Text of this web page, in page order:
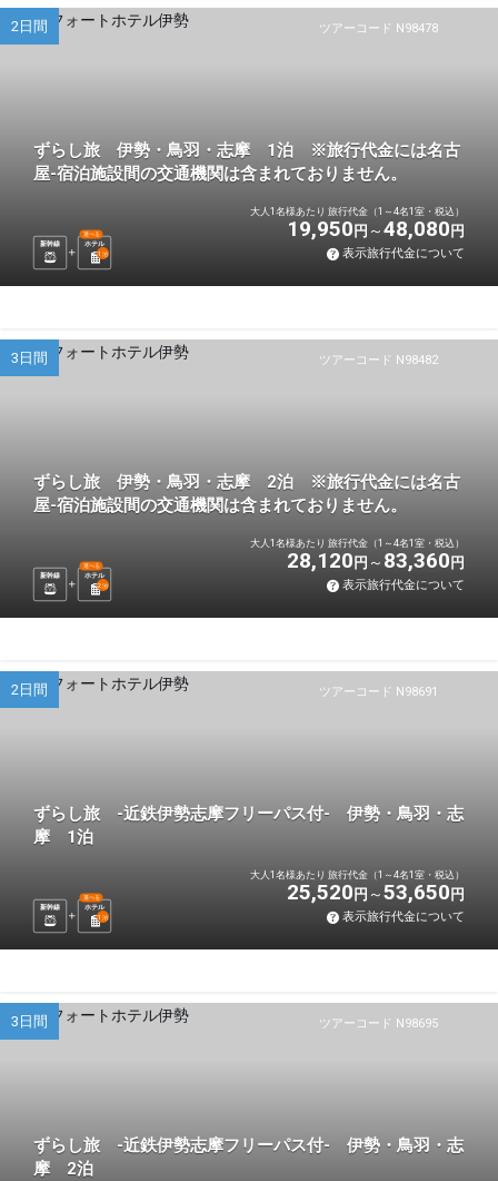
ツアーコード N98478
2日間
ずらし旅 伊勢・鳥羽・志摩 1泊 ※旅行代金には名古
屋-宿泊施設間の交通機関は含まれておりません。
新幹線 ホテル
選べる
1 泊
大人1名様あたり 旅行代金（1～4名1室・税込）
19,950 円 48,080 円
表示旅行代金について
ツアーコード N98482
3日間
ずらし旅 伊勢・鳥羽・志摩 2泊 ※旅行代金には名古
屋-宿泊施設間の交通機関は含まれておりません。
新幹線 ホテル
選べる
2泊
大人1名様あたり 旅行代金（1～4名1室・税込）
28,120 円 83,360 円
表示旅行代金について
ツアーコード N98691
2日間
ずらし旅 -近鉄伊勢志摩フリーパス付- 伊勢・鳥羽・志
摩 1泊
新幹線 ホテル
選べる
1 泊
大人1名様あたり 旅行代金（1～4名1室・税込）
25,520 円 53,650 円
表示旅行代金について
ツアーコード N98695
3日間
ずらし旅 -近鉄伊勢志摩フリーパス付- 伊勢・鳥羽・志
摩 2泊